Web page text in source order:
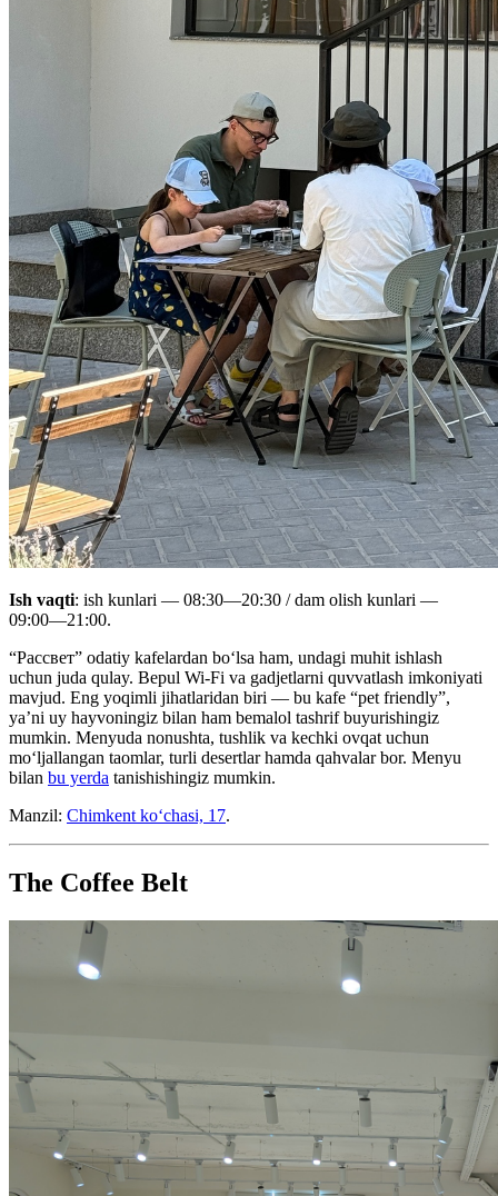
Ish vaqti: ish kunlari — 08:30—20:30 / dam olish kunlari —
09:00—21:00.
“Рассвет” odatiy kafelardan bo‘lsa ham, undagi muhit ishlash
uchun juda qulay. Bepul Wi-Fi va gadjetlarni quvvatlash imkoniyati
mavjud. Eng yoqimli jihatlaridan biri — bu kafe “pet friendly”,
ya’ni uy hayvoningiz bilan ham bemalol tashrif buyurishingiz
mumkin. Menyuda nonushta, tushlik va kechki ovqat uchun
mo‘ljallangan taomlar, turli desertlar hamda qahvalar bor. Menyu
bilan bu yerda tanishishingiz mumkin.
Manzil: Chimkent koʻchasi, 17.
The Coffee Belt